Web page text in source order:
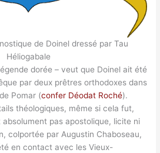
de Doinel dressé par Tau
Héliogabale
dorée – veut que Doinel ait été
par deux prêtres orthodoxes dans
Pomar (confer Déodat Roché).
théologiques, même si cela fut,
pas apostolique, licite ni
colportée par Augustin Chaboseau,
en contact avec les Vieux-